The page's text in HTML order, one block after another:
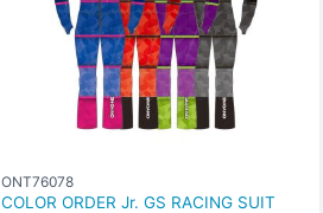
ONT76078
COLOR ORDER Jr. GS RACING SUIT